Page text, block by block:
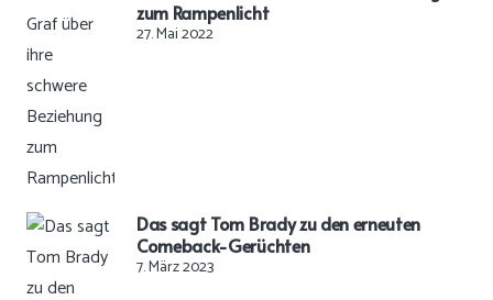
zum Rampenlicht
27. Mai 2022
Das sagt Tom Brady zu den erneuten
Comeback-Gerüchten
7. März 2023